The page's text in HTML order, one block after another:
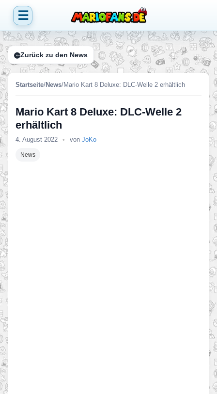
☰
Zurück zu den News
Startseite/News/Mario Kart 8 Deluxe: DLC-Welle 2 erhältlich
Mario Kart 8 Deluxe: DLC-Welle 2
erhältlich
4. August 2022 • von JoKo
News